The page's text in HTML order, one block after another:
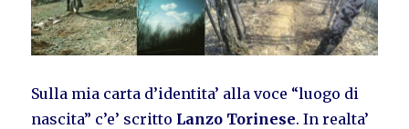
Sulla mia carta d’identita’ alla voce “luogo di
nascita” c’e’ scritto Lanzo Torinese. In realta’